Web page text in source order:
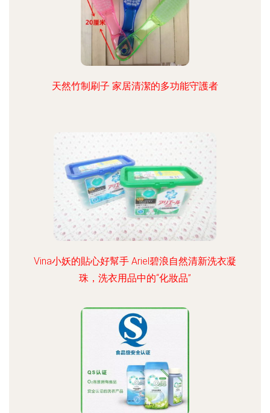
天然竹制刷子 家居清潔的多功能守護者
Vina小妖的貼心好幫手 Ariel碧浪自然清新洗衣凝
珠，洗衣用品中的“化妝品”